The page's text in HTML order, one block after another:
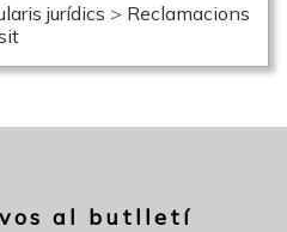
jurídics > Reclamacions
al butlletí